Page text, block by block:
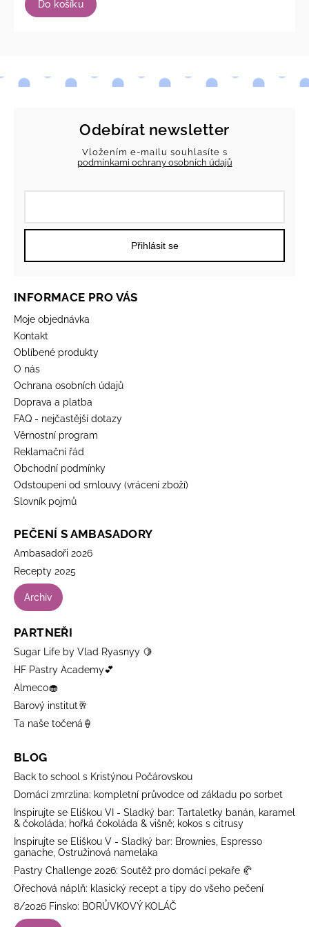
Do košíku
Odebírat newsletter
Vložením e-mailu souhlasíte s
podmínkami ochrany osobních údajů
Přihlásit se
INFORMACE PRO VÁS
Moje objednávka
Kontakt
Oblíbené produkty
O nás
Ochrana osobních údajů
Doprava a platba
FAQ - nejčastější dotazy
Věrnostní program
Reklamační řád
Obchodní podmínky
Odstoupení od smlouvy (vrácení zboží)
Slovník pojmů
PEČENÍ S AMBASADORY
Ambasadoři 2026
Recepty 2025
Archiv
PARTNEŘI
Sugar Life by Vlad Ryasnyy 🍋
HF Pastry Academy💕
Almeco🧁
Barový institut🥂
Ta naše točená🍦
BLOG
Back to school s Kristýnou Počárovskou
Domácí zmrzlina: kompletní průvodce od základu po sorbet
Inspirujte se Eliškou VI - Sladký bar: Tartaletky banán, karamel
& čokoláda; hořká čokoláda & višně; kokos s citrusy
Inspirujte se Eliškou V - Sladký bar: Brownies, Espresso
ganache, Ostružinová namelaka
Pastry Challenge 2026: Soutěž pro domácí pekaře 🥐
Ořechová náplň: klasický recept a tipy do všeho pečení
8/2026 Finsko: BORŮVKOVÝ KOLÁČ